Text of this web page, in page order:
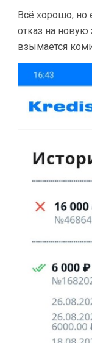
Всё хорошо, но
отказ на новую
взымается